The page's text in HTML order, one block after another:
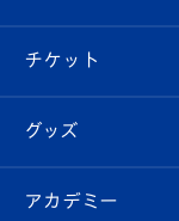
試合情報
チケット
イベント
クラブ概要
エンブレム紹介
スタッフプロフィ
はじめての観
Revive Team
試合日程/結果
フォトギャラ
チケット
チケット
グッズ
オンラインショ
アカデミー